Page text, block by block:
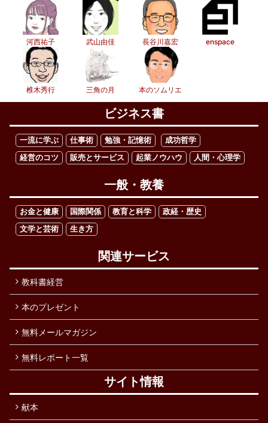
河西祐子 武山由佳 長谷川嘉宏 enspace
椎木秀行 三角の月 本のソムリエ
ビジネス書
一流に学ぶ 仕事術 勉強・記憶術
成功哲学
経営のコツ
販売とサービス 起業ノウハウ 人間・心理学
一般・教養
お金と健康 国際関係 教育と科学
政経・歴史
文学と芸術
生き方
関連サービス
教科書経営
本のプレゼント
無料メールマガジン
無料レポート一覧
サイト情報
献本